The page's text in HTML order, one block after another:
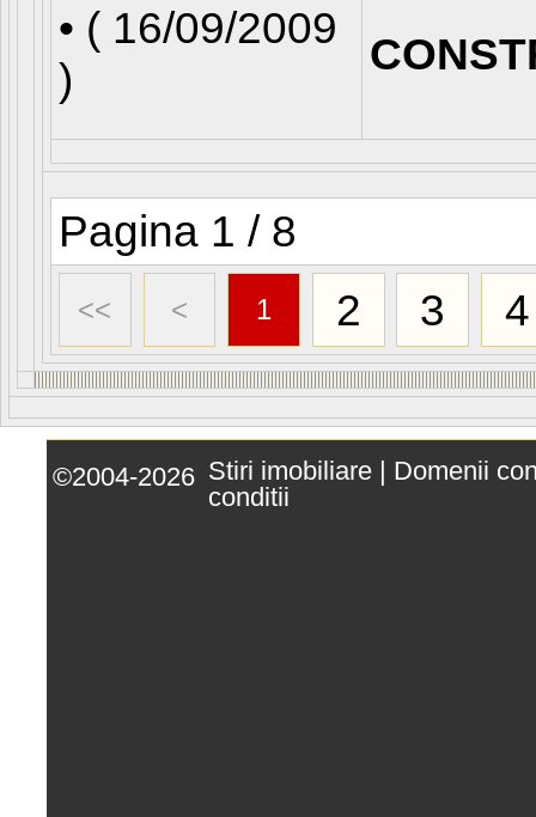
• ( 16/09/2009
)
Pagina 1 / 8
<< < 1 2 3 4
©2004-2026 Stiri imobiliare | Domenii
conditii